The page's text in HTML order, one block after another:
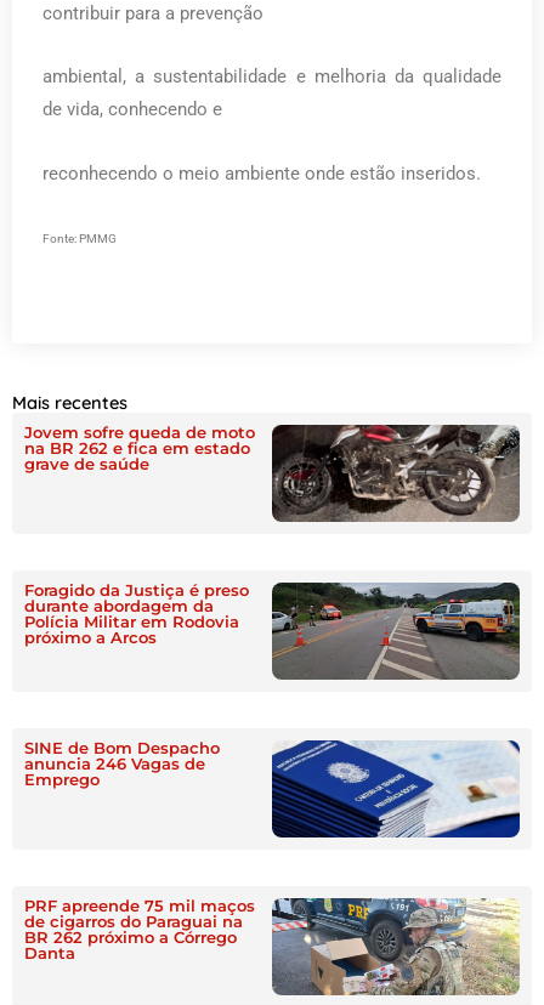
contribuir para a prevenção
ambiental, a sustentabilidade e melhoria da qualidade
de vida, conhecendo e
reconhecendo o meio ambiente onde estão inseridos.
Fonte: PMMG
Mais recentes
Jovem sofre queda de moto
na BR 262 e fica em estado
grave de saúde
Foragido da Justiça é preso
durante abordagem da
Polícia Militar em Rodovia
próximo a Arcos
SINE de Bom Despacho
anuncia 246 Vagas de
Emprego
PRF apreende 75 mil maços
de cigarros do Paraguai na
BR 262 próximo a Córrego
Danta